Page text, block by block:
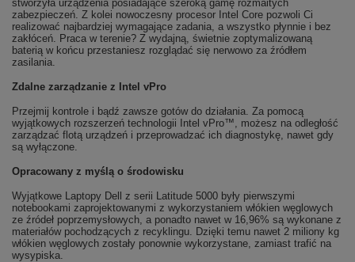
stworzyła urządzenia posiadające szeroką gamę rozmaitych
zabezpieczeń. Z kolei nowoczesny procesor Intel Core pozwoli Ci
realizować najbardziej wymagające zadania, a wszystko płynnie i bez
zakłóceń. Praca w terenie? Z wydajną, świetnie zoptymalizowaną
baterią w końcu przestaniesz rozglądać się nerwowo za źródłem
zasilania.
Zdalne zarządzanie z Intel vPro
Przejmij kontrole i bądź zawsze gotów do działania. Za pomocą
wyjątkowych rozszerzeń technologii Intel vPro™, możesz na odległość
zarządzać flotą urządzeń i przeprowadzać ich diagnostykę, nawet gdy
są wyłączone.
Opracowany z myślą o środowisku
Wyjątkowe Laptopy Dell z serii Latitude 5000 były pierwszymi
notebookami zaprojektowanymi z wykorzystaniem włókien węglowych
ze źródeł poprzemysłowych, a ponadto nawet w 16,96% są wykonane z
materiałów pochodzących z recyklingu. Dzięki temu nawet 2 miliony kg
włókien węglowych zostały ponownie wykorzystane, zamiast trafić na
wysypiska.